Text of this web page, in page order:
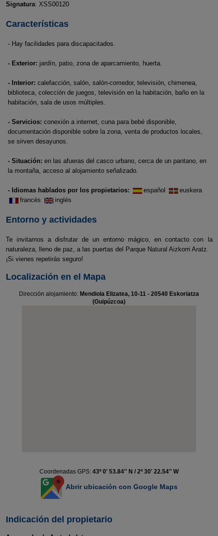
Signatura: XSS00120
Características
- Hay facilidades para discapacitados.
- Exterior: jardín, patio, zona de aparcamiento, huerta.
- Interior: calefacción, salón, salón-comedor, televisión, chimenea,
biblioteca, colección de juegos, televisión en la habitación, baño en la
habitación, sala de usos múltiples.
- Servicios: conexión a internet, cuna para bebé disponible,
documentación disponible sobre la zona, venta de productos locales,
se sirven desayunos.
- Situación: en las afueras del casco urbano, cerca de un pantano, en
la montaña, acceso al alojamiento señalizado.
- Idiomas hablados por los propietarios: español
euskera
francés
inglés
Entorno y actividades
Te invitamos a disfrutar de un entorno mágico, en contacto con la
naturaleza, lleno de paz, a las puertas del Parque Natural Aizkorri Aratz.
¡Si vienes repetirás seguro!
Localización en el Mapa
Dirección alojamiento: Mendiola Elizatea, 10-11 - 20540 Eskoriatza
(Guipúzcoa)
Coordenadas GPS: 43º 0' 53.84'' N / 2º 30' 22.54'' W
Abrir ubicación con Google Maps
Indicación del propietario